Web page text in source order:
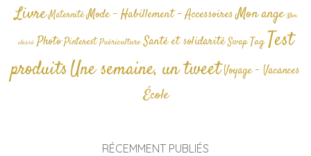
Livre Maternité Mode - Habillement - AccessoiresMon ange Non
classé Photo Pinterest Puériculture Santé et solidarité Swap TagTest
produitsUne semaine, un tweetVoyage - Vacances
École
RÉCEMMENT PUBLIÉS